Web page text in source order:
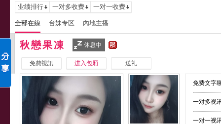
业绩排行 一对多收费 一对一收费
全部在線 台妹专区 內地主播
秋戀果凍 休息中
免費視訊 进入包厢 送礼
免费文字
一对多视
一对一视